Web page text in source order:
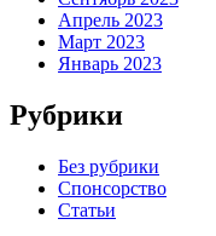
Апрель 2023
Март 2023
Январь 2023
Рубрики
Без рубрики
Спонсорство
Статьи